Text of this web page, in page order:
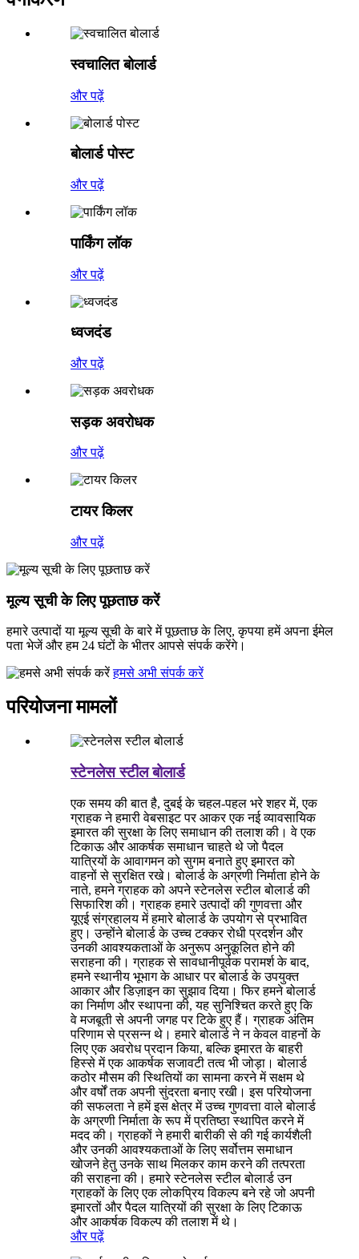
स्वचालित बोलार्ड
और पढ़ें
बोलार्ड पोस्ट
और पढ़ें
पार्किंग लॉक
और पढ़ें
ध्वजदंड
और पढ़ें
सड़क अवरोधक
और पढ़ें
टायर किलर
और पढ़ें
मूल्य सूची के लिए पूछताछ करें
हमारे उत्पादों या मूल्य सूची के बारे में पूछताछ के लिए, कृपया हमें अपना ईमेल
पता भेजें और हम 24 घंटों के भीतर आपसे संपर्क करेंगे।
हमसे अभी संपर्क करें
परियोजना मामलों
स्टेनलेस स्टील बोलार्ड
एक समय की बात है, दुबई के चहल-पहल भरे शहर में, एक
ग्राहक ने हमारी वेबसाइट पर आकर एक नई व्यावसायिक
इमारत की सुरक्षा के लिए समाधान की तलाश की। वे एक
टिकाऊ और आकर्षक समाधान चाहते थे जो पैदल
यात्रियों के आवागमन को सुगम बनाते हुए इमारत को
वाहनों से सुरक्षित रखे। बोलार्ड के अग्रणी निर्माता होने के
नाते, हमने ग्राहक को अपने स्टेनलेस स्टील बोलार्ड की
सिफारिश की। ग्राहक हमारे उत्पादों की गुणवत्ता और
यूएई संग्रहालय में हमारे बोलार्ड के उपयोग से प्रभावित
हुए। उन्होंने बोलार्ड के उच्च टक्कर रोधी प्रदर्शन और
उनकी आवश्यकताओं के अनुरूप अनुकूलित होने की
सराहना की। ग्राहक से सावधानीपूर्वक परामर्श के बाद,
हमने स्थानीय भूभाग के आधार पर बोलार्ड के उपयुक्त
आकार और डिज़ाइन का सुझाव दिया। फिर हमने बोलार्ड
का निर्माण और स्थापना की, यह सुनिश्चित करते हुए कि
वे मजबूती से अपनी जगह पर टिके हुए हैं। ग्राहक अंतिम
परिणाम से प्रसन्न थे। हमारे बोलार्ड ने न केवल वाहनों के
लिए एक अवरोध प्रदान किया, बल्कि इमारत के बाहरी
हिस्से में एक आकर्षक सजावटी तत्व भी जोड़ा। बोलार्ड
कठोर मौसम की स्थितियों का सामना करने में सक्षम थे
और वर्षों तक अपनी सुंदरता बनाए रखी। इस परियोजना
की सफलता ने हमें इस क्षेत्र में उच्च गुणवत्ता वाले बोलार्ड
के अग्रणी निर्माता के रूप में प्रतिष्ठा स्थापित करने में
मदद की। ग्राहकों ने हमारी बारीकी से की गई कार्यशैली
और उनकी आवश्यकताओं के लिए सर्वोत्तम समाधान
खोजने हेतु उनके साथ मिलकर काम करने की तत्परता
की सराहना की। हमारे स्टेनलेस स्टील बोलार्ड उन
ग्राहकों के लिए एक लोकप्रिय विकल्प बने रहे जो अपनी
इमारतों और पैदल यात्रियों की सुरक्षा के लिए टिकाऊ
और आकर्षक विकल्प की तलाश में थे।
और पढ़ें